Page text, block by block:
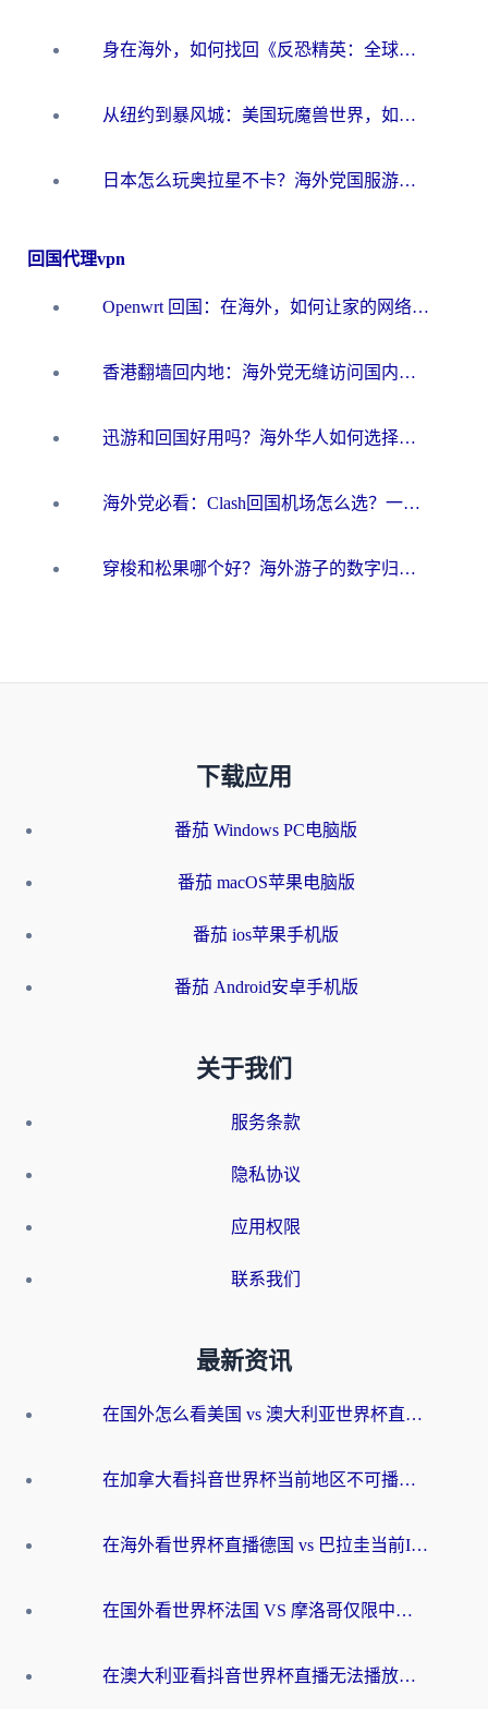
身在海外，如何找回《反恐精英：全球攻势》国服的丝滑手感？一份给你的终极指南
从纽约到暴风城：美国玩魔兽世界，如何找到你的最佳网络航线
日本怎么玩奥拉星不卡？海外党国服游戏加速器选择全攻略
回国代理vpn
Openwrt 回国：在海外，如何让家的网络触手可及
香港翻墙回内地：海外党无缝访问国内资源的加速器选择全攻略
迅游和回国好用吗？海外华人如何选择靠谱的回国加速器
海外党必看：Clash回国机场怎么选？一篇搞定无缝访问国内资源的全攻略
穿梭和松果哪个好？海外游子的数字归乡路，到底该怎么选
下载应用
番茄 Windows PC电脑版
番茄 macOS苹果电脑版
番茄 ios苹果手机版
番茄 Android安卓手机版
关于我们
服务条款
隐私协议
应用权限
联系我们
最新资讯
在国外怎么看美国 vs 澳大利亚世界杯直播？海外党必藏的中文解说观赛指南
在加拿大看抖音世界杯当前地区不可播放？海外党体育观赛终极指南
在海外看世界杯直播德国 vs 巴拉圭当前IP受限制？这篇指南帮你轻松解决地区限制
在国外看世界杯法国 VS 摩洛哥仅限中国大陆？别让地域限制拦下你的欢呼
在澳大利亚看抖音世界杯直播无法播放？海外党体育观赛终极指南来了！